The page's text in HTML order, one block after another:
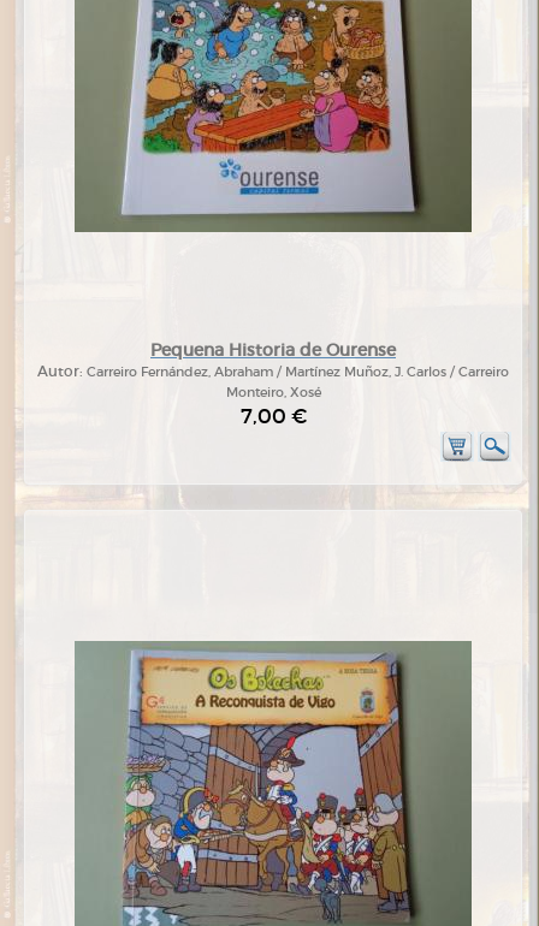
Pequena Historia de Ourense
Autor: Carreiro Fernández, Abraham / Martínez Muñoz, J. Carlos / Carreiro
Monteiro, Xosé
7,00 €